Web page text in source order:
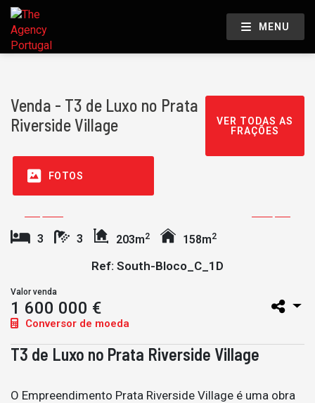
MENU
Venda - T3 de Luxo no Prata
Riverside Village
VER TODAS AS
FRAÇÕES
FOTOS
3 3 203m2 158m2
Ref: South-Bloco_C_1D
Valor venda
1 600 000 €
Conversor de moeda
T3 de Luxo no Prata Riverside Village
O Empreendimento Prata Riverside Village é uma obra